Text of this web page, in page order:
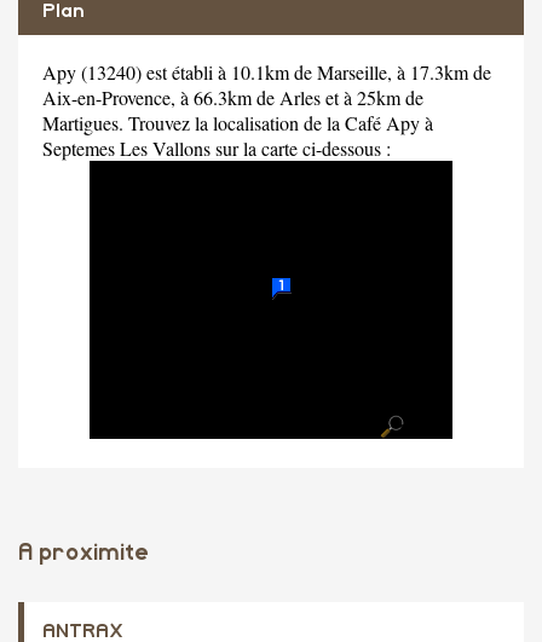
Plan
Apy (13240) est établi à 10.1km de Marseille, à 17.3km de
Aix-en-Provence, à 66.3km de Arles et à 25km de
Martigues. Trouvez la localisation de la Café Apy à
Septemes Les Vallons sur la carte ci-dessous :
A proximite
ANTRAX